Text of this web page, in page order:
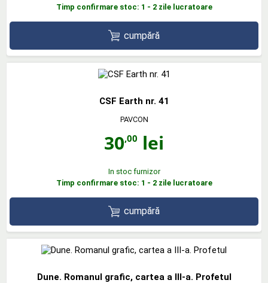
Timp confirmare stoc: 1 - 2 zile lucratoare
cumpără
CSF Earth nr. 41
PAVCON
30,00 lei
In stoc furnizor
Timp confirmare stoc: 1 - 2 zile lucratoare
cumpără
Dune. Romanul grafic, cartea a III-a. Profetul